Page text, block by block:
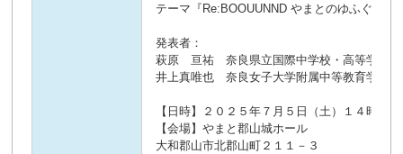
テーマ『Re:BOOUUNND やまとのゆふぐれ』
発表者：
萩原 亘祐 奈良県立国際中学校・高等学校
井上真唯也 奈良女子大学附属中等教育学校
【日時】２０２５年７月５日（土）１４時～
【会場】やまと郡山城ホール
大和郡山市北郡山町２１１－３